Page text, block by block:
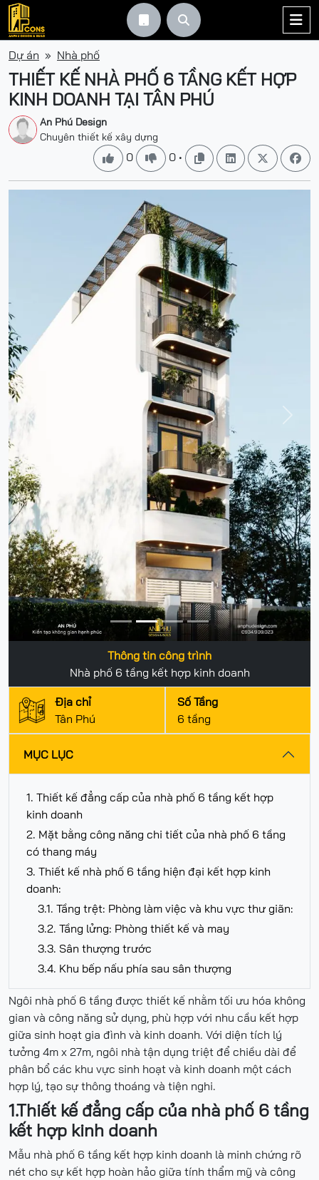


Dự án Nhà phố
THIẾT KẾ NHÀ PHỐ 6 TẦNG KẾT HỢP
KINH DOANH TẠI TÂN PHÚ
An Phú Design
Chuyên thiết kế xây dựng
 0  0 •    
Previous
Thông tin công trình
Nhà phố 6 tầng kết hợp kinh doanh
Địa chỉ
Tân Phú
Số Tầng
6 tầng
MỤC LỤC
1. Thiết kế đẳng cấp của nhà phố 6 tầng kết hợp
kinh doanh
2. Mặt bằng công năng chi tiết của nhà phố 6 tầng
có thang máy
3. Thiết kế nhà phố 6 tầng hiện đại kết hợp kinh
doanh:
3.1. Tầng trệt: Phòng làm việc và khu vực thư giãn:
3.2. Tầng lửng: Phòng thiết kế và may
3.3. Sân thượng trước
3.4. Khu bếp nấu phía sau sân thượng
Ngôi nhà phố 6 tầng được thiết kế nhằm tối ưu hóa không
gian và công năng sử dụng, phù hợp với nhu cầu kết hợp
giữa sinh hoạt gia đình và kinh doanh. Với diện tích lý
tưởng 4m x 27m, ngôi nhà tận dụng triệt để chiều dài để
phân bổ các khu vực sinh hoạt và kinh doanh một cách
hợp lý, tạo sự thông thoáng và tiện nghi.
1.Thiết kế đẳng cấp của nhà phố 6 tầng
kết hợp kinh doanh
Mẫu nhà phố 6 tầng kết hợp kinh doanh là minh chứng rõ
nét cho sự kết hợp hoàn hảo giữa tính thẩm mỹ và công